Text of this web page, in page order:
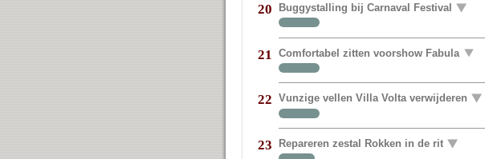
20 Buggystalling bij Carnaval Festival
21 Comfortabel zitten voorshow Fabula
22 Vunzige vellen Villa Volta verwijderen
23 Repareren zestal Rokken in de rit